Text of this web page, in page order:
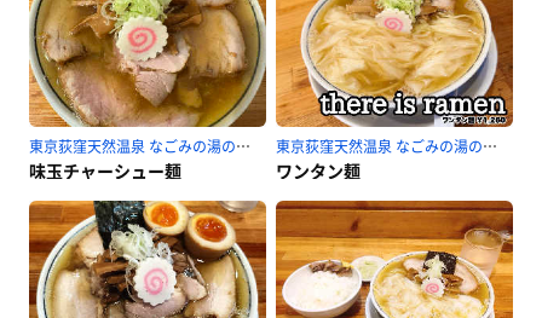
東京荻窪天然温泉 なごみの湯のサ活
味玉チャーシュー麺
東京荻窪天然温泉 なごみの湯のサ活
ワンタン麺